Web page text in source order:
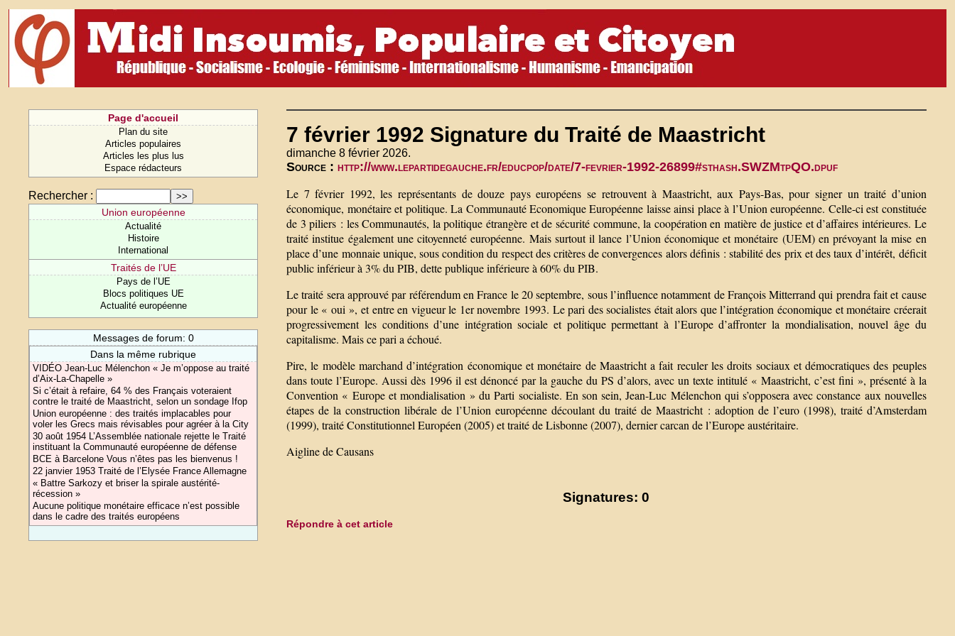
Page d'accueil
Plan du site
Articles populaires
Articles les plus lus
Espace rédacteurs
Rechercher :
Union européenne
Actualité
Histoire
International
Traités de l’UE
Pays de l’UE
Blocs politiques UE
Actualité européenne
Messages de forum: 0
Dans la même rubrique
VIDÉO Jean-Luc Mélenchon « Je m’oppose au traité
d’Aix-La-Chapelle »
Si c’était à refaire, 64 % des Français voteraient
contre le traité de Maastricht, selon un sondage Ifop
Union européenne : des traités implacables pour
voler les Grecs mais révisables pour agréer à la City
30 août 1954 L’Assemblée nationale rejette le Traité
instituant la Communauté européenne de défense
BCE à Barcelone Vous n’êtes pas les bienvenus !
22 janvier 1953 Traité de l’Elysée France Allemagne
« Battre Sarkozy et briser la spirale austérité-
récession »
Aucune politique monétaire efficace n’est possible
dans le cadre des traités européens
7 février 1992 Signature du Traité de Maastricht
dimanche 8 février 2026.
Source :http://www.lepartidegauche.fr/educpop/date/7-fevrier-1992-26899#sthash.SWZMtpQO.dpuf
Le 7 février 1992, les représentants de douze pays européens se retrouvent à Maastricht, aux Pays-Bas, pour signer un traité d’union
économique, monétaire et politique. La Communauté Economique Européenne laisse ainsi place à l’Union européenne. Celle-ci est constituée
de 3 piliers : les Communautés, la politique étrangère et de sécurité commune, la coopération en matière de justice et d’affaires intérieures. Le
traité institue également une citoyenneté européenne. Mais surtout il lance l’Union économique et monétaire (UEM) en prévoyant la mise en
place d’une monnaie unique, sous condition du respect des critères de convergences alors définis : stabilité des prix et des taux d’intérêt, déficit
public inférieur à 3% du PIB, dette publique inférieure à 60% du PIB.
Le traité sera approuvé par référendum en France le 20 septembre, sous l’influence notamment de François Mitterrand qui prendra fait et cause
pour le « oui », et entre en vigueur le 1er novembre 1993. Le pari des socialistes était alors que l’intégration économique et monétaire créerait
progressivement les conditions d’une intégration sociale et politique permettant à l’Europe d’affronter la mondialisation, nouvel âge du
capitalisme. Mais ce pari a échoué.
Pire, le modèle marchand d’intégration économique et monétaire de Maastricht a fait reculer les droits sociaux et démocratiques des peuples
dans toute l’Europe. Aussi dès 1996 il est dénoncé par la gauche du PS d’alors, avec un texte intitulé « Maastricht, c’est fini », présenté à la
Convention « Europe et mondialisation » du Parti socialiste. En son sein, Jean-Luc Mélenchon qui s’opposera avec constance aux nouvelles
étapes de la construction libérale de l’Union européenne découlant du traité de Maastricht : adoption de l’euro (1998), traité d’Amsterdam
(1999), traité Constitutionnel Européen (2005) et traité de Lisbonne (2007), dernier carcan de l’Europe austéritaire.
Aigline de Causans
Signatures: 0
Répondre à cet article